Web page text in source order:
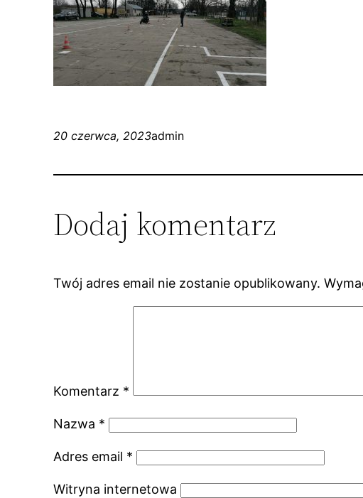
20 czerwca, 2023admin
Dodaj komentarz
Twój adres email nie zostanie opublikowany.
Komentarz *
Nazwa *
Adres email *
Witryna internetowa